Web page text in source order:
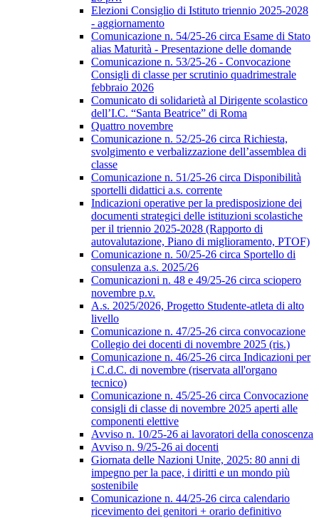
Elezioni Consiglio di Istituto triennio 2025-2028
- aggiornamento
Comunicazione n. 54/25-26 circa Esame di Stato
alias Maturità - Presentazione delle domande
Comunicazione n. 53/25-26 - Convocazione
Consigli di classe per scrutinio quadrimestrale
febbraio 2026
Comunicato di solidarietà al Dirigente scolastico
dell’I.C. “Santa Beatrice” di Roma
Quattro novembre
Comunicazione n. 52/25-26 circa Richiesta,
svolgimento e verbalizzazione dell’assemblea di
classe
Comunicazione n. 51/25-26 circa Disponibilità
sportelli didattici a.s. corrente
Indicazioni operative per la predisposizione dei
documenti strategici delle istituzioni scolastiche
per il triennio 2025-2028 (Rapporto di
autovalutazione, Piano di miglioramento, PTOF)
Comunicazione n. 50/25-26 circa Sportello di
consulenza a.s. 2025/26
Comunicazioni n. 48 e 49/25-26 circa sciopero
novembre p.v.
A.s. 2025/2026, Progetto Studente-atleta di alto
livello
Comunicazione n. 47/25-26 circa convocazione
Collegio dei docenti di novembre 2025 (ris.)
Comunicazione n. 46/25-26 circa Indicazioni per
i C.d.C. di novembre (riservata all'organo
tecnico)
Comunicazione n. 45/25-26 circa Convocazione
consigli di classe di novembre 2025 aperti alle
componenti elettive
Avviso n. 10/25-26 ai lavoratori della conoscenza
Avviso n. 9/25-26 ai docenti
Giornata delle Nazioni Unite, 2025: 80 anni di
impegno per la pace, i diritti e un mondo più
sostenibile
Comunicazione n. 44/25-26 circa calendario
ricevimento dei genitori + orario definitivo